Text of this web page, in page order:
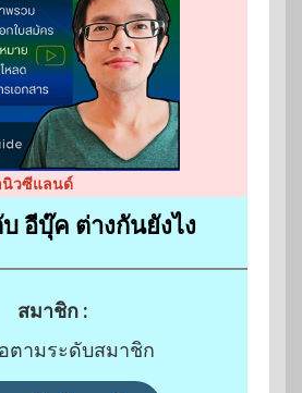
นิวซีแลนด์
อีบุ๊ค ต่างกันยังไง
สมาชิก :
ตามระดับสมาชิก